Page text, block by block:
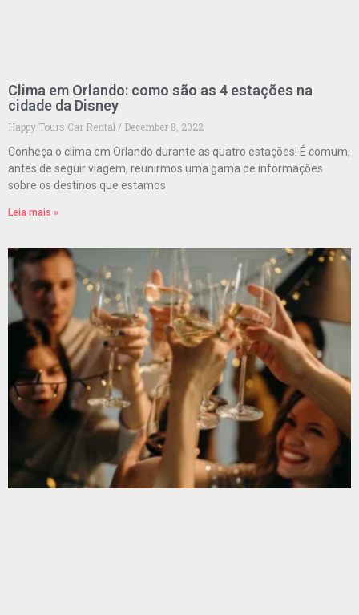
Clima em Orlando: como são as 4 estações na
cidade da Disney
Happy Tours Car Rental
December 8, 2022
Conheça o clima em Orlando durante as quatro estações! É comum,
antes de seguir viagem, reunirmos uma gama de informações
sobre os destinos que estamos
Leia mais »